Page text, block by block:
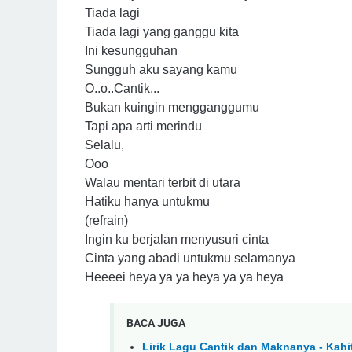
Tiada lagi
Tiada lagi yang ganggu kita
Ini kesungguhan
Sungguh aku sayang kamu
O..o..Cantik...
Bukan kuingin mengganggumu
Tapi apa arti merindu
Selalu,
Ooo
Walau mentari terbit di utara
Hatiku hanya untukmu
(refrain)
Ingin ku berjalan menyusuri cinta
Cinta yang abadi untukmu selamanya
Heeeei heya ya ya heya ya ya heya
BACA JUGA
Lirik Lagu Cantik dan Maknanya -